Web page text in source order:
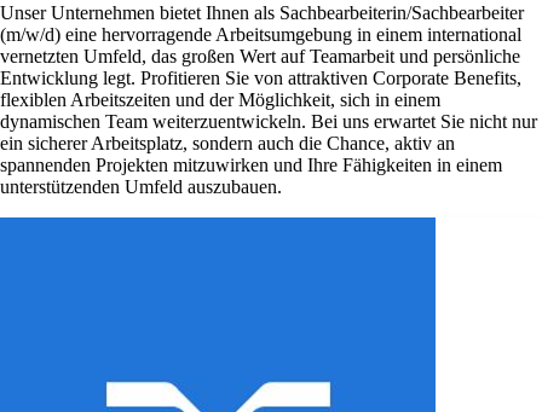
Unser Unternehmen bietet Ihnen als Sachbearbeiterin/Sachbearbeiter
(m/w/d) eine hervorragende Arbeitsumgebung in einem international
vernetzten Umfeld, das großen Wert auf Teamarbeit und persönliche
Entwicklung legt. Profitieren Sie von attraktiven Corporate Benefits,
flexiblen Arbeitszeiten und der Möglichkeit, sich in einem
dynamischen Team weiterzuentwickeln. Bei uns erwartet Sie nicht nur
ein sicherer Arbeitsplatz, sondern auch die Chance, aktiv an
spannenden Projekten mitzuwirken und Ihre Fähigkeiten in einem
unterstützenden Umfeld auszubauen.